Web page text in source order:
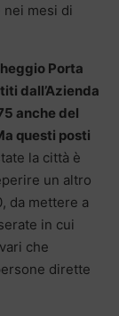
mesi di
Porta
dall’Azienda
anche del
questi posti
la città è
un altro
da mettere a
in cui
che
dirette